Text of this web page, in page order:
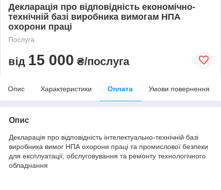
Декларація про відповідність економічно-
технічній базі виробника вимогам НПА
охорони праці
Послуга
від 15 000 ₴/послуга
Опис Характеристики Оплата Умови повернення
Опис
Декларація про відповідність інтелектуально-технічній базі
виробника вимог НПА охорони праці та промислової безпеки
для експлуатації, обслуговування та ремонту технологічного
обладнання